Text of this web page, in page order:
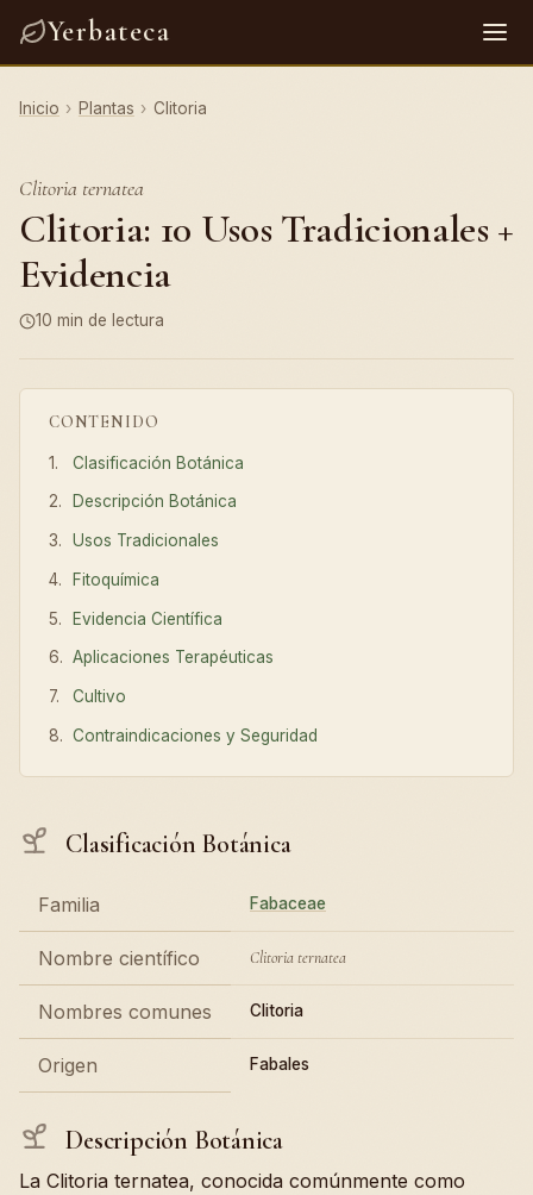
Yerbateca
Inicio › Plantas › Clitoria
Clitoria ternatea
Clitoria: 10 Usos Tradicionales +
Evidencia
10 min de lectura
CONTENIDO
Clasificación Botánica
Descripción Botánica
Usos Tradicionales
Fitoquímica
Evidencia Científica
Aplicaciones Terapéuticas
Cultivo
Contraindicaciones y Seguridad
Clasificación Botánica
Familia Fabaceae
Nombre científico Clitoria ternatea
Nombres comunes Clitoria
Origen Fabales
Descripción Botánica
La Clitoria ternatea, conocida comúnmente como